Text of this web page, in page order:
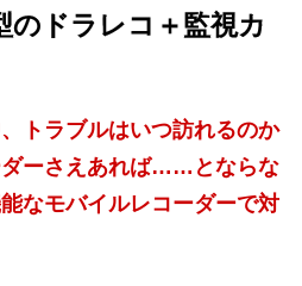
のドラレコ＋監視カ
トラブルはいつ訪れるのか
ダーさえあれば……とならな
なモバイルレコーダーで対